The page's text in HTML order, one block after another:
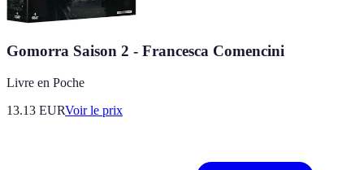
Gomorra Saison 2 - Francesca Comencini
Livre en Poche
13.13 EURVoir le prix